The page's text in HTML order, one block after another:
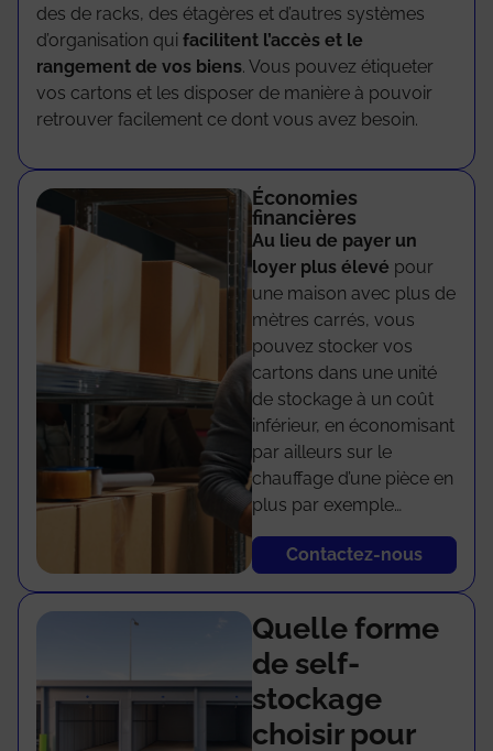
des de racks, des étagères et d’autres systèmes
d’organisation qui facilitent l’accès et le
rangement de vos biens. Vous pouvez étiqueter
vos cartons et les disposer de manière à pouvoir
retrouver facilement ce dont vous avez besoin.
Économies
financières
Au lieu de payer un
loyer plus élevé pour
une maison avec plus de
mètres carrés, vous
pouvez stocker vos
cartons dans une unité
de stockage à un coût
inférieur, en économisant
par ailleurs sur le
chauffage d’une pièce en
plus par exemple…
Contactez-nous
Quelle forme
de self-
stockage
choisir pour